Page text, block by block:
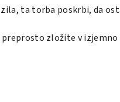
ta torba poskrbi, da
zložite v